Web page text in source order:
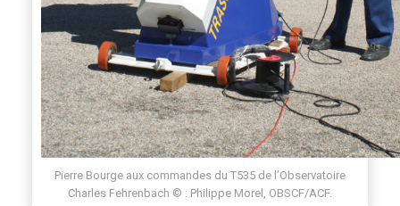
Pierre Bourge aux commandes du T535 de l’Observatoire
Charles Fehrenbach © : Philippe Morel, OBSCF/ACF.